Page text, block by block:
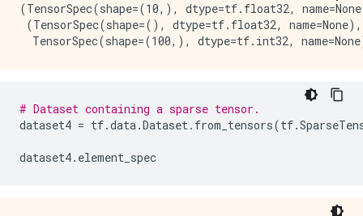
(TensorSpec(shape=(10,), dtype=tf.float32,
(TensorSpec(shape=(), dtype=tf.float32, name=None),
# Dataset containing a sparse tensor.
dataset4 = tf.data.Dataset. from_tensors(tf.
dataset4. element_spec